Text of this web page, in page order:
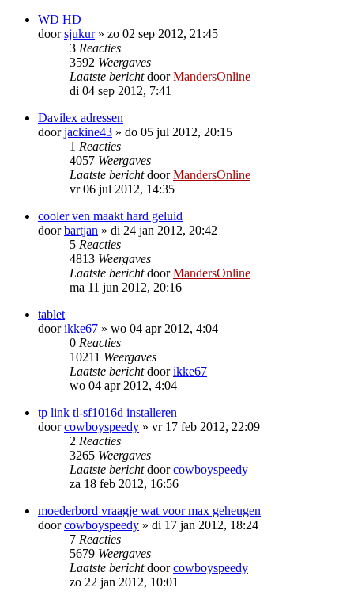
WD HD
doorsjukur» zo 02 sep 2012, 21:45
3 Reacties
3592 Weergaves
Laatste berichtdoorMandersOnline
di 04 sep 2012, 7:41
Davilex adressen
doorjackine43 » do 05 jul 2012, 20:15
1 Reacties
4057 Weergaves
Laatste berichtdoorMandersOnline
vr 06 jul 2012, 14:35
cooler ven maakt hard geluid
doorbartjan » di 24 jan 2012, 20:42
5 Reacties
4813 Weergaves
Laatste berichtdoorMandersOnline
ma 11 jun 2012, 20:16
tablet
doorikke67 » wo 04 apr 2012, 4:04
0 Reacties
10211 Weergaves
Laatste berichtdoorikke67
wo 04 apr 2012, 4:04
tp link tl-sf1016d installeren
doorcowboyspeedy » vr 17 feb 2012, 22:09
2 Reacties
3265 Weergaves
Laatste berichtdoorcowboyspeedy
za 18 feb 2012, 16:56
moederbord vraagje wat voor max geheugen
doorcowboyspeedy » di 17 jan 2012, 18:24
7 Reacties
5679 Weergaves
Laatste berichtdoorcowboyspeedy
zo 22 jan 2012, 10:01